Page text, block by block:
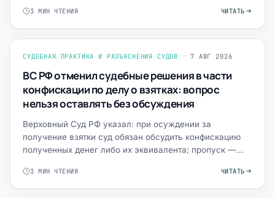
3 МИН ЧТЕНИЯ ЧИТАТЬ
СУДЕБНАЯ ПРАКТИКА И РАЗЪЯСНЕНИЯ СУДОВ 7 АВГ 2026
ВС РФ отменил судебные решения в части
конфискации по делу о взятках: вопрос
нельзя оставлять без обсуждения
Верховный Суд РФ указал: при осуждении за
получение взятки суд обязан обсудить конфискацию
полученных денег либо их эквивалента; пропуск —
3 МИН ЧТЕНИЯ ЧИТАТЬ